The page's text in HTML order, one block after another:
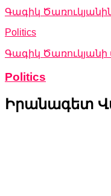
Գագիկ
Politics
Գագիկ Ծառուկյանի
Politics
Իրանագետ